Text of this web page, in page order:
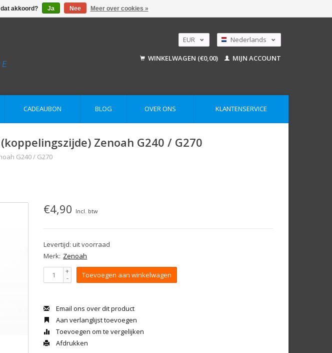
EUR
USD
Nederlands
English
WINKELWAGEN (€0,00) MIJN ACCOUNT
CADEAUBON BLOG OVER ONS KLANTENSERVICE
Zenoah G240 / G270
G240 / G270
€4,90 Incl. btw
Levertijd: uit voorraad
Merk: Zenoah
+
- Toevoegen aan winkelwagen
Email ons over dit product
Aan verlanglijst toevoegen
Toevoegen om te vergelijken
Afdrukken
akkoord? Ja Nee Meer over cookies »